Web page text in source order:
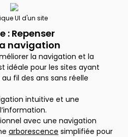
UI d'un site
: Repenser
navigation
la navigation et la
idéale pour les sites ayant
fil des ans sans réelle
intuitive et une
avec une navigation
arborescence simplifiée pour